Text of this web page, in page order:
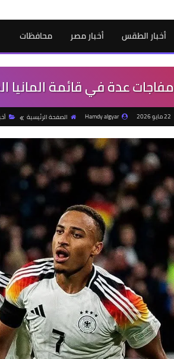
الرئيسية
أخبار الطقس أخبار مصر محافظات
مفاجات عدة في قائمة المانيا
Hamdy algyar الصفحة الرئيسية